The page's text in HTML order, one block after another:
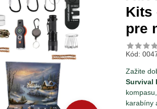
Kits
pre
Kód:
Zažite
Survival
karabíny